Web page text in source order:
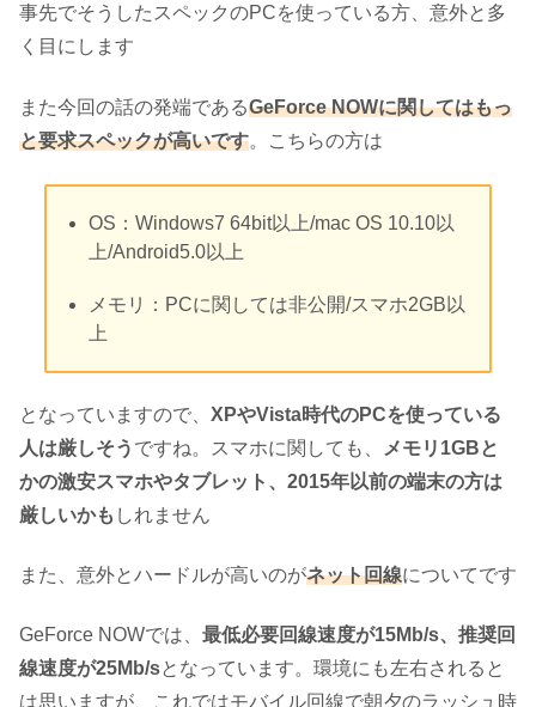
事先でそうしたスペックのPCを使っている方、意外と多
く目にします
また今回の話の発端であるGeForce NOWに関してはもっ
と要求スペックが高いです。こちらの方は
OS：Windows7 64bit以上/mac OS 10.10以
上/Android5.0以上
メモリ：PCに関しては非公開/スマホ2GB以
上
となっていますので、 XPやVista時代のPCを使っている
人は厳しそう ですね。スマホに関しても、
メモリ1GBと
かの激安スマホやタブレット、2015年以前の端末の方は
厳しいかも しれません
また、意外とハードルが高いのがネット回線についてです
GeForce NOWでは、 最低必要回線速度が15Mb/s、推奨回
線速度が25Mb/sとなっています。環境にも左右されると
は思いますが、これではモバイル回線で朝夕のラッシュ時